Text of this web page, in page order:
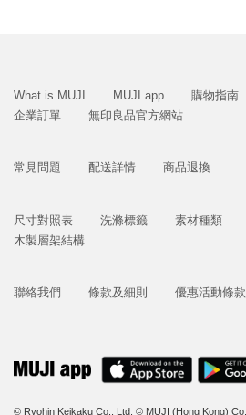
What is MUJI MUJI app 購物指南
企業訂單
無印良品官方網站
常見問題 配送詳情 商品退換
尺寸對照表 洗滌標籤 素材種類
木製層架結構
聯絡我們 條款及細則 優惠活動條
© Ryohin Keikaku Co., Ltd. © MUJI (Hong Kong)